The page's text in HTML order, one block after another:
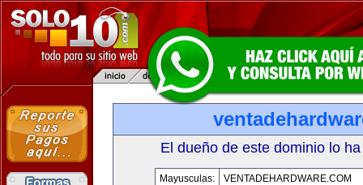
El dueño de este dominio lo
Mayusculas:
VENTADEHARDWARE.COM